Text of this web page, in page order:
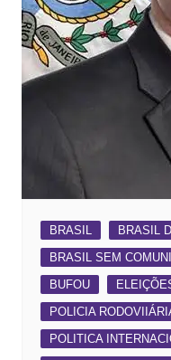
BRASIL
BRASIL
BRASIL SEM
BUFOU
POLICIA
POLITICA